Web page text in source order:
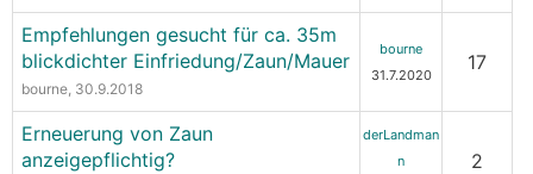
Empfehlungen gesucht für ca. 35m
blickdichter Einfriedung/Zaun/Mauer
bourne, 30.9.2018
bourne
31.7.2020
17
Erneuerung von Zaun
anzeigepflichtig?
derLandman
n
2